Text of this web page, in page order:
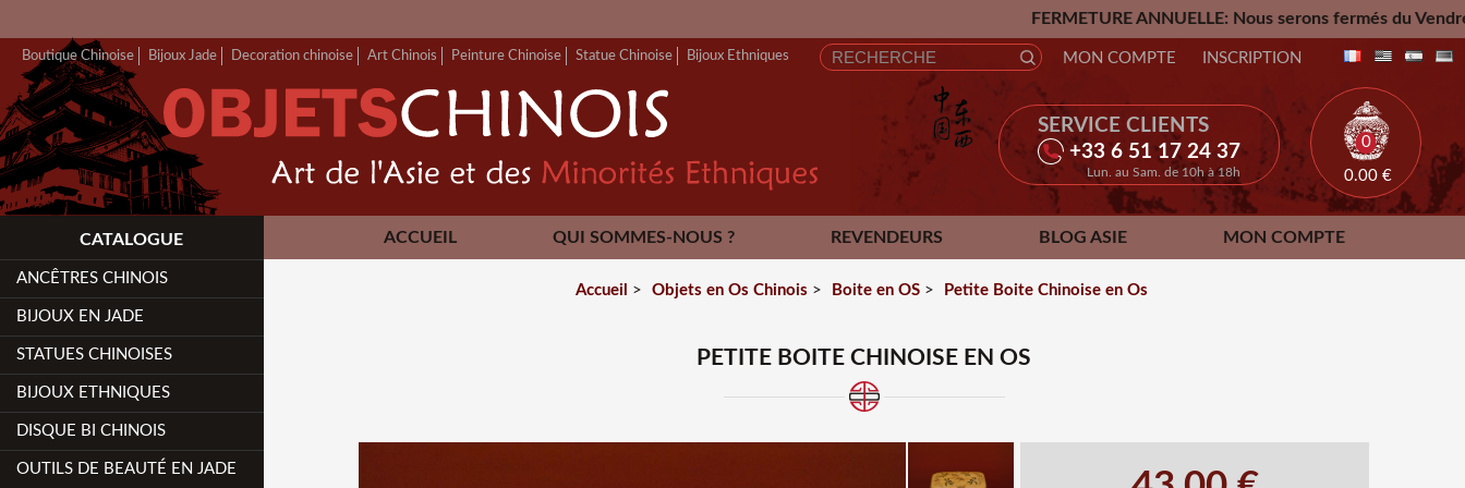
FERMETURE ANNUELLE: Nous serons fermés du Vendredi 24
Boutique Chinoise Bijoux Jade Decoration chinoise Art Chinois Peinture Chinoise Statue Chinoise Bijoux Ethniques
SERVICE CLIENTS
+33 6 51 17 24 37
Lun. au Sam. de 10h à 18h
MON COMPTE INSCRIPTION
0
0.00 €
ACCUEIL QUI SOMMES-NOUS ? REVENDEURS BLOG ASIE MON COMPTE
CONTACT
CATALOGUE
ANCÊTRES CHINOIS
BIJOUX EN JADE
STATUES CHINOISES
BIJOUX ETHNIQUES
DISQUE BI CHINOIS
OUTILS DE BEAUTÉ EN JADE
Accueil > Objets en Os Chinois > Boite en OS> Petite Boite Chinoise en Os
PETITE BOITE CHINOISE EN OS